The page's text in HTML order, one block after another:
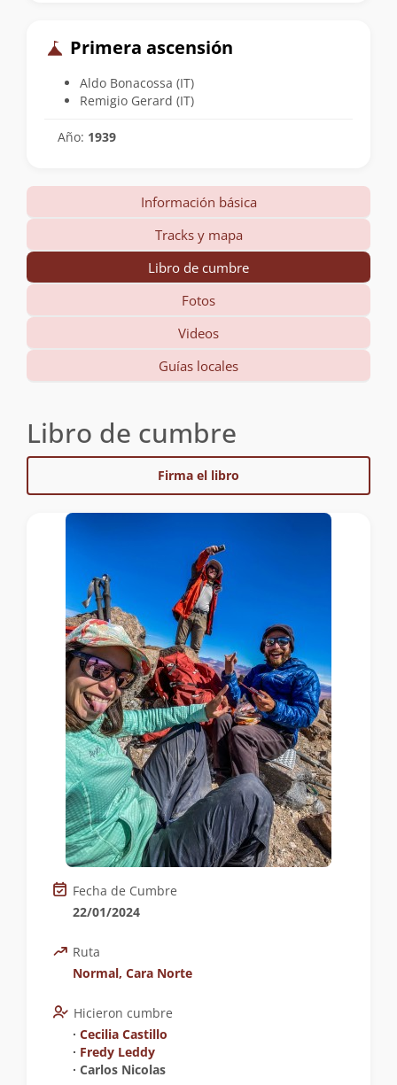
Primera ascensión
Aldo Bonacossa (IT)
Remigio Gerard (IT)
Año: 1939
Información básica
Tracks y mapa
Libro de cumbre
Fotos
Videos
Guías locales
Libro de cumbre
Firma el libro
Fecha de Cumbre
22/01/2024
Ruta
Normal, Cara Norte
Hicieron cumbre
∙ Cecilia Castillo
∙ Fredy Leddy
∙ Carlos Nicolas